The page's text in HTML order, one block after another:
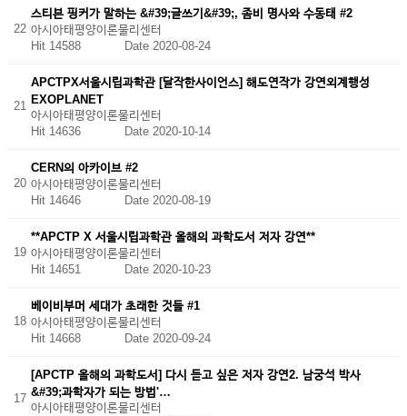
22
스티븐 핑커가 말하는 &#39;글쓰기&#39;, 좀비 명사와 수동태 #2
아시아태평양이론물리센터
Hit 14588 Date 2020-08-24
21
APCTPX서울시립과학관 [달작한사이언스] 해도연작가 강연외계행성
EXOPLANET
아시아태평양이론물리센터
Hit 14636
Date 2020-10-14
20
CERN의 아카이브 #2
아시아태평양이론물리센터
Hit 14646 Date 2020-08-19
19
**APCTP X 서울시립과학관 올해의 과학도서 저자 강연**
아시아태평양이론물리센터
Hit 14651 Date 2020-10-23
18
베이비부머 세대가 초래한 것들 #1
아시아태평양이론물리센터
Hit 14668 Date 2020-09-24
17
[APCTP 올해의 과학도서] 다시 듣고 싶은 저자 강연2. 남궁석 박사
&#39;과학자가 되는 방법'…
아시아태평양이론물리센터